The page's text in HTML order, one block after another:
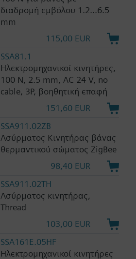
διαδρομή εμβόλου 1.2...6.5
mm
115,00 EUR
SSA81.1
Ηλεκτρομηχανικοί κινητήρες,
100 N, 2.5 mm, AC 24 V, no
cable, 3P, βοηθητική επαφή
151,60 EUR
SSA911.02ZB
Ασύρματος Κινητήρας βάνας
θερμαντικού σώματος ZigBee
98,40 EUR
SSA911.02TH
Ασύρματος κινητήρας,
Thread
103,00 EUR
SSA161E.05HF
Ηλεκτρομηχανικοί κινητήρες